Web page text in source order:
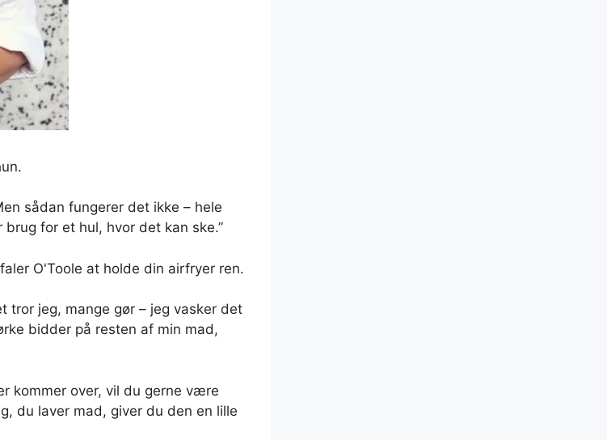
sådan fungerer det ikke – hele
for et hul, hvor det kan ske.”
O'Toole at holde din airfryer ren.
tror jeg, mange gør – jeg vasker det
bidder på resten af ​​min mad,
kommer over, vil du gerne være
du laver mad, giver du den en lille